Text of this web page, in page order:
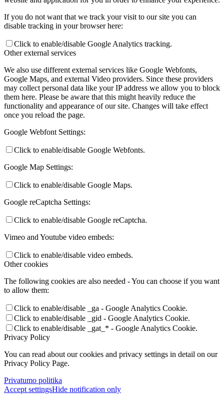
If you do not want that we track your visit to our site you can
disable tracking in your browser here:
Click to enable/disable Google Analytics tracking.
Other external services
We also use different external services like Google Webfonts,
Google Maps, and external Video providers. Since these providers
may collect personal data like your IP address we allow you to block
them here. Please be aware that this might heavily reduce the
functionality and appearance of our site. Changes will take effect
once you reload the page.
Google Webfont Settings:
Click to enable/disable Google Webfonts.
Google Map Settings:
Click to enable/disable Google Maps.
Google reCaptcha Settings:
Click to enable/disable Google reCaptcha.
Vimeo and Youtube video embeds:
Click to enable/disable video embeds.
Other cookies
The following cookies are also needed - You can choose if you want
to allow them:
Click to enable/disable _ga - Google Analytics Cookie.
Click to enable/disable _gid - Google Analytics Cookie.
Click to enable/disable _gat_* - Google Analytics Cookie.
Privacy Policy
You can read about our cookies and privacy settings in detail on our
Privacy Policy Page.
Privatumo politika
Accept settingsHide notification only